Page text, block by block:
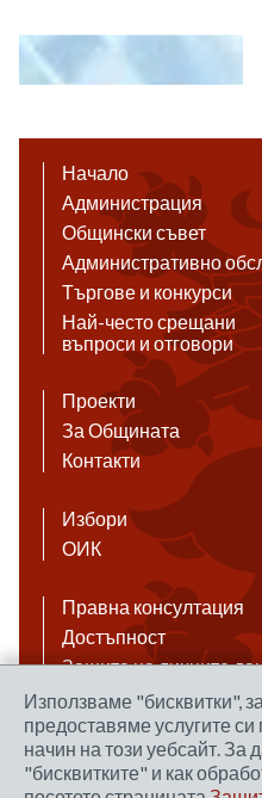
Начало
Администрация
Общински съвет
Административно
Търгове и конкурси
Най-често срещани
въпроси и отговори
Проекти
За Общината
Контакти
Избори
ОИК
Правна консултация
Достъпност
Защита на личните
Антикорупция
Връзки
Използваме "бисквитки",
предоставяме услугите
начин на този уебсайт. За
"бисквитките" и как